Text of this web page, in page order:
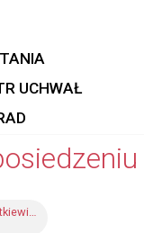
UCHWAŁ
Szymon Dutkiewicz